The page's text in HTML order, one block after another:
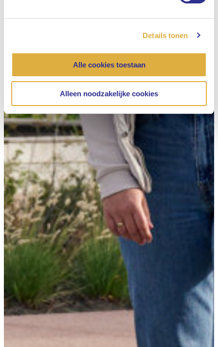
Details tonen
Alle cookies toestaan
Alleen noodzakelijke cookies